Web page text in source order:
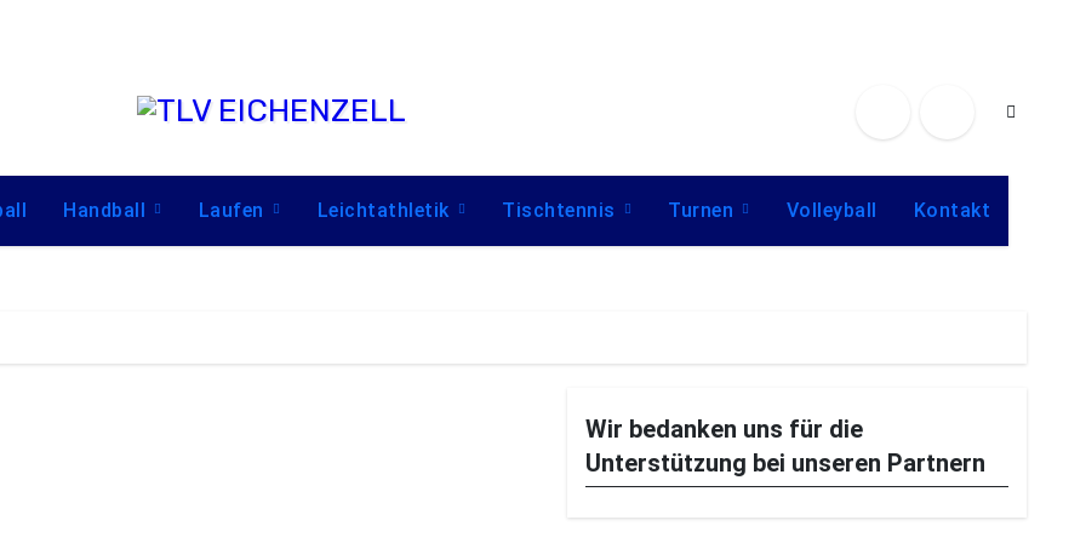
Handball Laufen Leichtathletik Tischtennis Turnen Volleyball Kontakt
Wir bedanken uns für die
Unterstützung bei unseren Partnern